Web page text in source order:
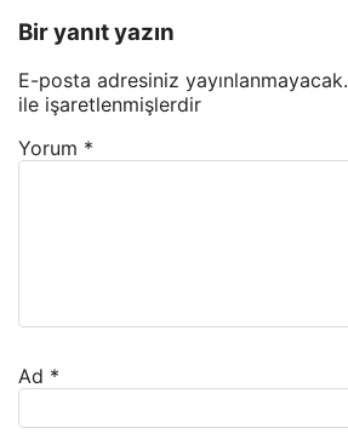
Bir yanıt yazın
E-posta adresiniz yayınlanmayacak.
ile işaretlenmişlerdir
Yorum *
Ad *